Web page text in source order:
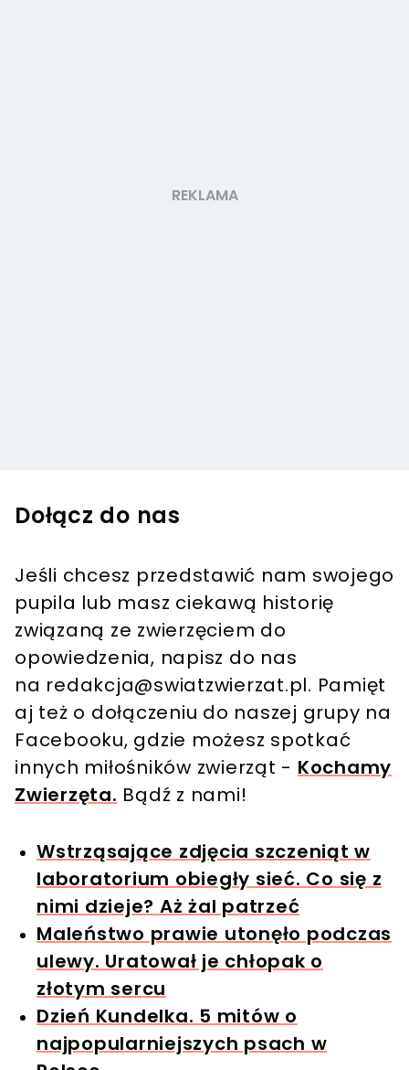
Dołącz do nas
Jeśli chcesz przedstawić nam swojego
pupila lub masz ciekawą historię
związaną ze zwierzęciem do
opowiedzenia, napisz do nas
na redakcja@swiatzwierzat.pl. Pamięt
aj też o dołączeniu do naszej grupy na
Facebooku, gdzie możesz spotkać
innych miłośników zwierząt - Kochamy
Zwierzęta. Bądź z nami!
Wstrząsające zdjęcia szczeniąt w
laboratorium obiegły sieć. Co się z
nimi dzieje? Aż żal patrzeć
Maleństwo prawie utonęło podczas
ulewy. Uratował je chłopak o
złotym sercu
Dzień Kundelka. 5 mitów o
najpopularniejszych psach w